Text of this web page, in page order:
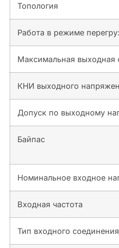
Топология
Работа в режиме
Максимальная выходная
КНИ выходного
Допуск по выходному
Байпас
Номинальное входное
Входная частота
Тип входного соединения